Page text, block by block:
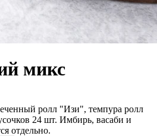
микс
ролл "Изи", темпура ролл
24 шт. Имбирь, васаби и
отдельно.